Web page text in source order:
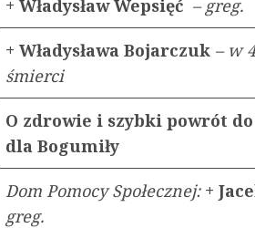
+ Władysław Wepsięć – greg.
+ Władysława Bojarczuk – w
śmierci
O zdrowie i szybki powrót
dla Bogumiły
Dom Pomocy Społecznej: +
greg.